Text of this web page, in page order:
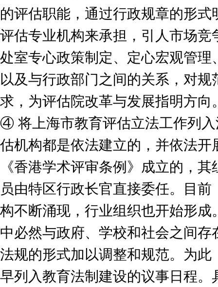
的评估职能，通过行政规章的形
评估专业机构来承担，引人市场
处室专心政策制定、定心宏观管
以及与行政部门之间的关系，对
求，为评估院改革与发展指明方向
④ 将上海市教育评估立法工作列
估机构都是依法建立的，并依法
《香港学术评审条例》成立的，
员由特区行政长官直接委任。目
构不断涌现，行业组织也开始形
中必然与政府、学校和社会之间
法规的形式加以调整和规范。为
早列入教育法制建设的议事日程